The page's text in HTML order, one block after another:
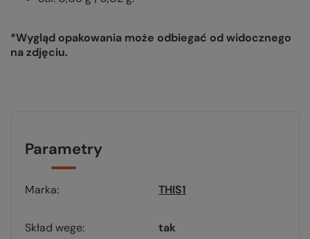
*Wygląd opakowania może odbiegać od widocznego
na zdjęciu.
Parametry
Marka THIS1
Skład wege
tak